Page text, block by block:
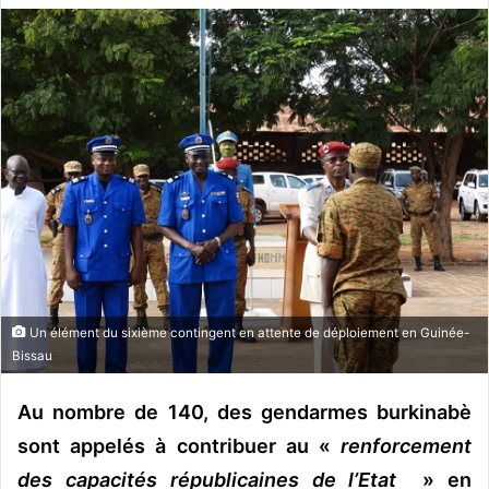
v
o
y
r
u
n
c
u
r
r
i
e
Un élément du sixième contingent en attente de déploiement en Guinée-
Bissau
Au nombre de 140, des gendarmes burkinabè
sont appelés à contribuer au « renforcement
des capacités républicaines de l’Etat
» en